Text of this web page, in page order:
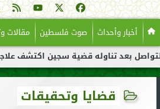
أخبار وأحداث صوت فلسطين مقالات
قضية سجين اكتشف علاجا مهما
قضايا وتحقيقات